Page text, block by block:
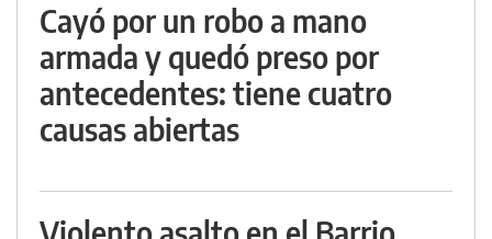
Cayó por un robo a mano
armada y quedó preso por
antecedentes: tiene cuatro
causas abiertas